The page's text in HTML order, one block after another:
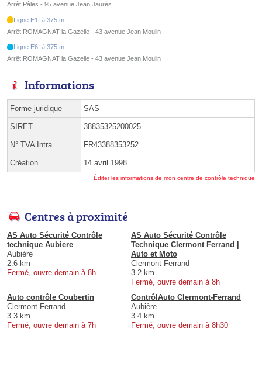
Arrêt Pâles - 95 avenue Jean Jaurès
Ligne E1, à 375 m
Arrêt ROMAGNAT la Gazelle - 43 avenue Jean Moulin
Ligne E6, à 375 m
Arrêt ROMAGNAT la Gazelle - 43 avenue Jean Moulin
Informations
Forme juridique SAS
SIRET 38835325200025
N° TVA Intra. FR43388353252
Création 14 avril 1998
Éditer les informations de mon centre de contrôle technique
Centres à proximité
AS Auto Sécurité Contrôle
technique Aubiere
Aubière
2.6 km
Fermé, ouvre demain à 8h
AS Auto Sécurité Contrôle
Technique Clermont Ferrand |
Auto et Moto
Clermont-Ferrand
3.2 km
Fermé, ouvre demain à 8h
Auto contrôle Coubertin
Clermont-Ferrand
3.3 km
Fermé, ouvre demain à 7h
ContrôlAuto Clermont-Ferrand
Aubière
3.4 km
Fermé, ouvre demain à 8h30